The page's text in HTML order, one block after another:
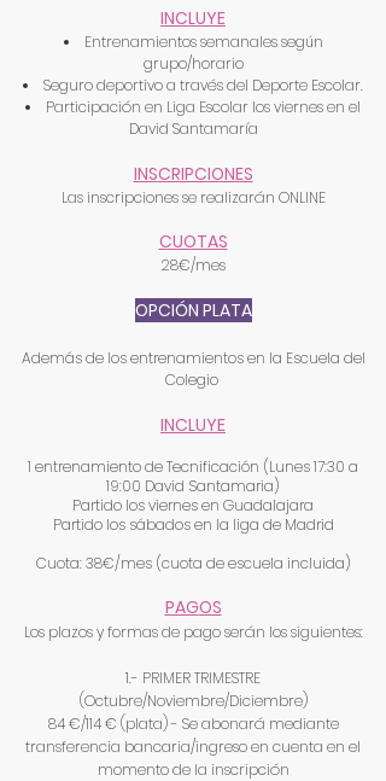
INCLUYE
Entrenamientos semanales según
grupo/horario
Seguro deportivo a través del Deporte Escolar.
Participación en Liga Escolar los viernes en el
David Santamaría
INSCRIPCIONES
Las inscripciones se realizarán ONLINE
CUOTAS
28€/mes
OPCIÓN PLATA
Además de los entrenamientos en la Escuela del
Colegio
INCLUYE
1 entrenamiento de Tecnificación (Lunes 17:30 a
19:00 David Santamaria)
Partido los viernes en Guadalajara
Partido los sábados en la liga de Madrid
Cuota: 38€/mes (cuota de escuela incluida)
PAGOS
Los plazos y formas de pago serán los siguientes:
1.- PRIMER TRIMESTRE
(Octubre/Noviembre/Diciembre)
84 €/114 € (plata) - Se abonará mediante
transferencia bancaria/ingreso en cuenta en el
momento de la inscripción